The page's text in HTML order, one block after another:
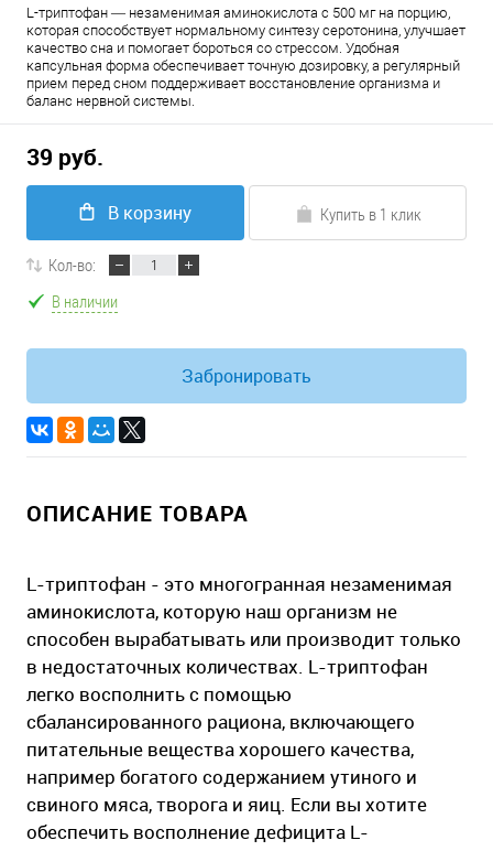
L-триптофан — незаменимая аминокислота с 500 мг на порцию,
которая способствует нормальному синтезу серотонина, улучшает
качество сна и помогает бороться со стрессом. Удобная
капсульная форма обеспечивает точную дозировку, а регулярный
прием перед сном поддерживает восстановление организма и
баланс нервной системы.
39 руб.
В корзину Купить в 1 клик
Кол-во:
В наличии
Забронировать
ОПИСАНИЕ ТОВАРА
L-триптофан - это многогранная незаменимая
аминокислота, которую наш организм не
способен вырабатывать или производит только
в недостаточных количествах. L-триптофан
легко восполнить с помощью
сбалансированного рациона, включающего
питательные вещества хорошего качества,
например богатого содержанием утиного и
свиного мяса, творога и яиц. Если вы хотите
обеспечить восполнение дефицита L-